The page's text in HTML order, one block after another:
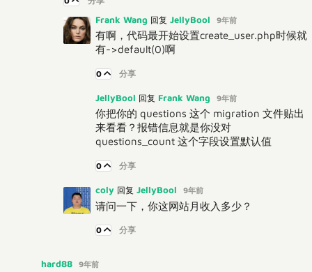
Frank Wang 回复 JellyBool 9年前
有啊，代码最开始设置create_user.php时候就
有->default(0)啊
0 分享
JellyBool 回复 Frank Wang 9年前
你把你的 questions 这个 migration 文件贴出
来看看？报错信息就是你没对
questions_count 这个字段设置默认值
0 分享
coly 回复 JellyBool 9年前
请问一下，你这网站月收入多少？
0 分享
hard88 9年前